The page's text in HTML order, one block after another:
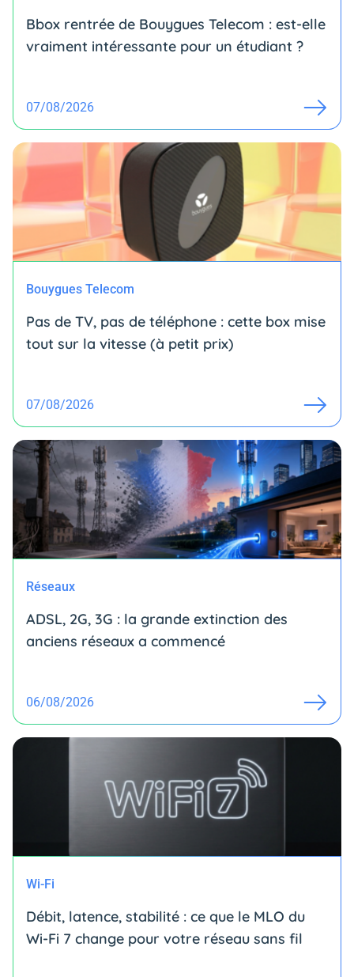
Bbox rentrée de Bouygues Telecom : est-elle
vraiment intéressante pour un étudiant ?
07/08/2026
Bouygues Telecom
Pas de TV, pas de téléphone : cette box mise
tout sur la vitesse (à petit prix)
07/08/2026
Réseaux
ADSL, 2G, 3G : la grande extinction des
anciens réseaux a commencé
06/08/2026
Wi-Fi
Débit, latence, stabilité : ce que le MLO du
Wi-Fi 7 change pour votre réseau sans fil